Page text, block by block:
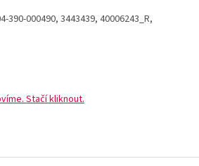
000490, 3443439, 40006243_R,
Stačí kliknout.